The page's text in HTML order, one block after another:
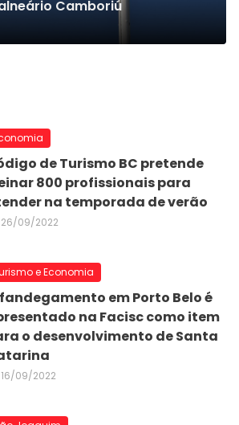
Camboriú
de Turismo BC pretende
800 profissionais para
na temporada de verão
26/09/2022
e Economia
em Porto Belo é
na Facisc como item
o desenvolvimento de Santa
16/09/2022